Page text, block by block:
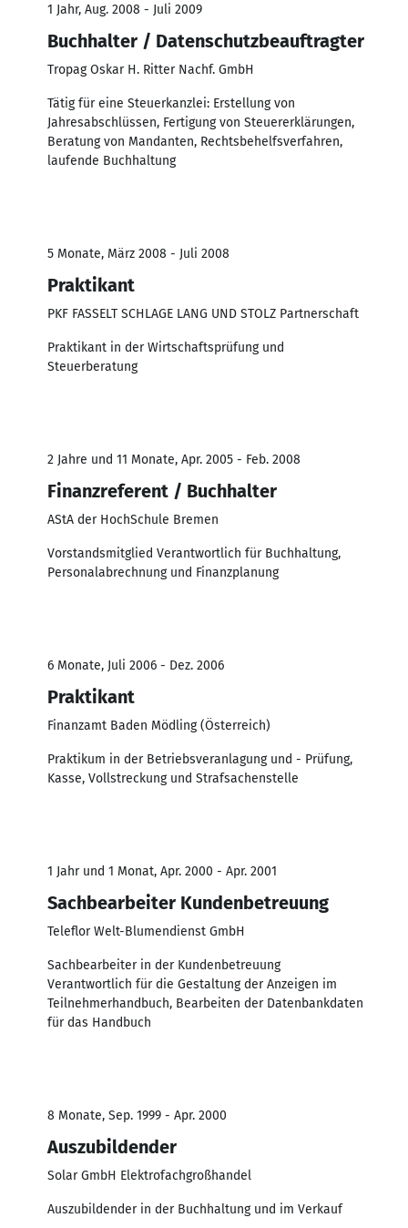
1 Jahr, Aug. 2008 - Juli 2009
Buchhalter / Datenschutzbeauftragter
Tropag Oskar H. Ritter Nachf. GmbH
Tätig für eine Steuerkanzlei: Erstellung von
Jahresabschlüssen, Fertigung von Steuererklärungen,
Beratung von Mandanten, Rechtsbehelfsverfahren,
laufende Buchhaltung
5 Monate, März 2008 - Juli 2008
Praktikant
PKF FASSELT SCHLAGE LANG UND STOLZ Partnerschaft
Praktikant in der Wirtschaftsprüfung und
Steuerberatung
2 Jahre und 11 Monate, Apr. 2005 - Feb. 2008
Finanzreferent / Buchhalter
AStA der HochSchule Bremen
Vorstandsmitglied Verantwortlich für Buchhaltung,
Personalabrechnung und Finanzplanung
6 Monate, Juli 2006 - Dez. 2006
Praktikant
Finanzamt Baden Mödling (Österreich)
Praktikum in der Betriebsveranlagung und - Prüfung,
Kasse, Vollstreckung und Strafsachenstelle
1 Jahr und 1 Monat, Apr. 2000 - Apr. 2001
Sachbearbeiter Kundenbetreuung
Teleflor Welt-Blumendienst GmbH
Sachbearbeiter in der Kundenbetreuung
Verantwortlich für die Gestaltung der Anzeigen im
Teilnehmerhandbuch, Bearbeiten der Datenbankdaten
für das Handbuch
8 Monate, Sep. 1999 - Apr. 2000
Auszubildender
Solar GmbH Elektrofachgroßhandel
Auszubildender in der Buchhaltung und im Verkauf